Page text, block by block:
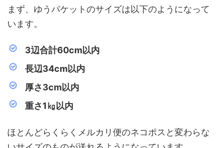
まず、ゆうパケットのサイズは以下のようになって
います。
3辺合計60cm以内
長辺34cm以内
厚さ3cm以内
重さ1㎏以内
ほとんどらくらくメルカリ便のネコポスと変わらな